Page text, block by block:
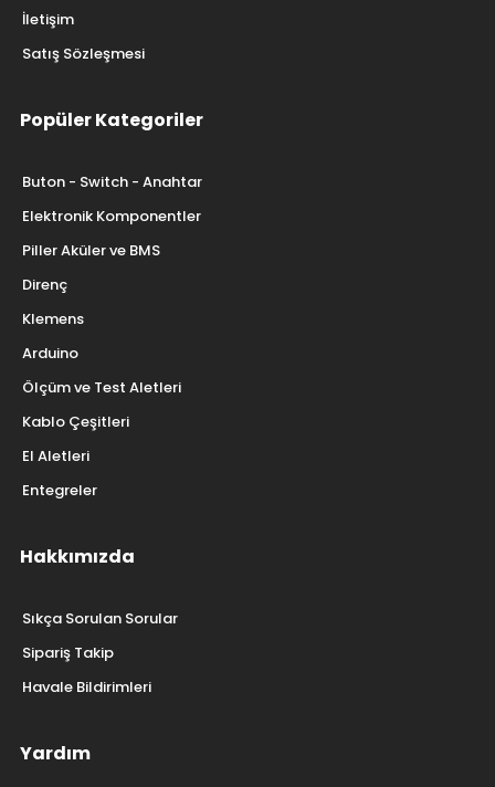
İletişim
Satış Sözleşmesi
Popüler Kategoriler
Buton - Switch - Anahtar
Elektronik Komponentler
Piller Aküler ve BMS
Direnç
Klemens
Arduino
Ölçüm ve Test Aletleri
Kablo Çeşitleri
El Aletleri
Entegreler
Hakkımızda
Sıkça Sorulan Sorular
Sipariş Takip
Havale Bildirimleri
Yardım